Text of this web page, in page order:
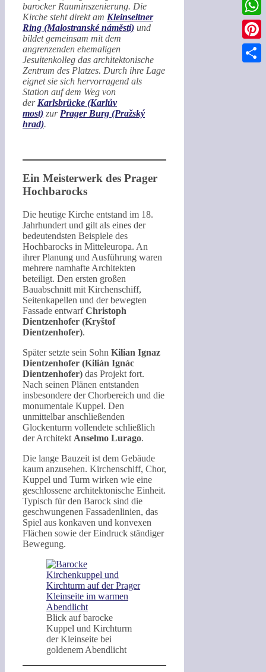
barocker Rauminszenierung. Die
Kirche steht direkt am Kleinseitner
Ring (Malostranské náměstí) und
bildet gemeinsam mit dem
angrenzenden ehemaligen
Jesuitenkolleg das architektonische
Zentrum des Platzes. Durch ihre Lage
eignet sie sich hervorragend als
Station auf dem Weg von
der Karlsbrücke (Karlův
most) zur Prager Burg (Pražský
hrad).
Ein Meisterwerk des Prager
Hochbarocks
Die heutige Kirche entstand im 18.
Jahrhundert und gilt als eines der
bedeutendsten Beispiele des
Hochbarocks in Mitteleuropa. An
ihrer Planung und Ausführung waren
mehrere namhafte Architekten
beteiligt. Den ersten großen
Bauabschnitt mit Kirchenschiff,
Seitenkapellen und der bewegten
Fassade entwarfChristoph
Dientzenhofer (Kryštof
Dientzenhofer).
Später setzte sein Sohn Kilian Ignaz
Dientzenhofer (Kilián Ignác
Dientzenhofer) das Projekt fort.
Nach seinen Plänen entstanden
insbesondere der Chorbereich und die
monumentale Kuppel. Den
unmittelbar anschließenden
Glockenturm vollendete schließlich
der Architekt Anselmo Lurago.
Die lange Bauzeit ist dem Gebäude
kaum anzusehen. Kirchenschiff, Chor,
Kuppel und Turm wirken wie eine
geschlossene architektonische Einheit.
Typisch für den Barock sind die
geschwungenen Fassadenlinien, das
Spiel aus konkaven und konvexen
Flächen sowie der Eindruck ständiger
Bewegung.
Blick auf barocke
Kuppel und Kirchturm
der Kleinseite bei
goldenem Abendlicht